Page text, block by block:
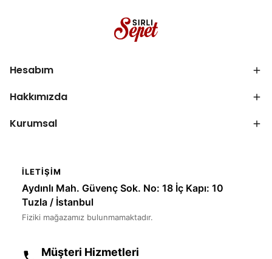
Hesabım
Hakkımızda
Kurumsal
İLETIŞIM
Aydınlı Mah. Güvenç Sok. No: 18 İç Kapı: 10
Tuzla / İstanbul
Fiziki mağazamız bulunmamaktadır.
Müşteri Hizmetleri